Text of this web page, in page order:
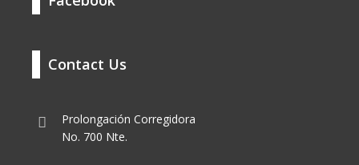
Contact Us
Prolongación Corregidora
No. 700 Nte.